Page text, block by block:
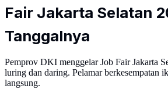
Fair Jakarta Selatan
Tanggalnya
Pemprov DKI menggelar Job Fair Jakarta
luring dan daring. Pelamar berkesempatan
langsung.